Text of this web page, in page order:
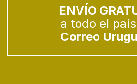
ENVÍO
a todo el
Correo